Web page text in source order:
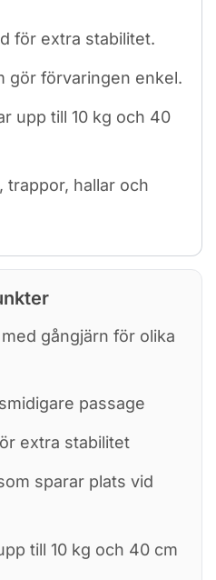
för extra stabilitet.
gör förvaringen enkel.
upp till 10 kg och 40
trappor, hallar och
gångjärn för olika
passage
extra stabilitet
sparar plats vid
till 10 kg och 40 cm